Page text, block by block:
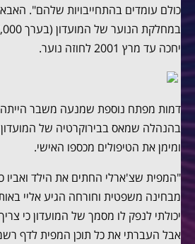
כולם עומדים בהתחייבויות שלהם".
יחכה עד מרץ 2001 לחוזה נוער.
דמות מפתח נוספת שמנעה משבר הייתה
בהנהלה שמאס בבירוקרטיה של המועדון
ומימן את הטיפולים מכספו האישי.
"המפית שצ'ארלי החתים את הילד ואביו
מבחינה משפטית וחורחה הגיע אליי
יכולתי לנפק לו מסמך של המועדון כי
אבל העברתי את כל תוכן המפית לדף